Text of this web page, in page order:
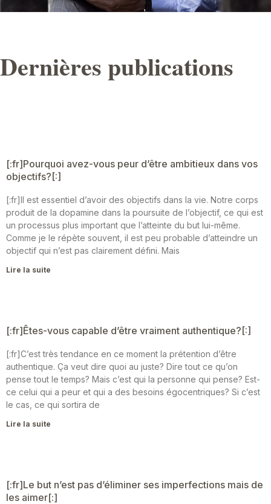
Dernières publications
[:fr]Pourquoi avez-vous peur d’être ambitieux dans vos
objectifs?[:]
[:fr]Il est essentiel d’avoir des objectifs dans la vie. Notre corps
produit de la dopamine dans la poursuite de l’objectif, ce qui est
un processus plus important que l’atteinte du but lui-même.
Comme je le répète souvent, il est peu probable d’atteindre un
objectif qui n’est pas clairement défini. Mais
Lire la suite
[:fr]Êtes-vous capable d’être vraiment authentique?[:]
[:fr]C’est très tendance en ce moment la prétention d’être
authentique. Ça veut dire quoi au juste? Dire tout ce qu’on
pense tout le temps? Mais c’est qui la personne qui pense? Est-
ce celui qui a peur et qui a des besoins égocentriques? Si c’est
le cas, ce qui sortira de
Lire la suite
[:fr]Le but n’est pas d’éliminer ses imperfections mais de
les aimer[:]